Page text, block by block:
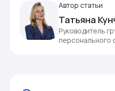
Автор статьи
Татьяна
Руководитель
персонального